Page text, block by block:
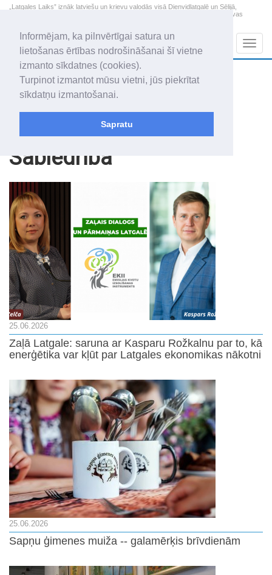
Informējam, ka pilnvērtīgai satura un
lietošanas ērtības nodrošināšanai šī vietne
izmanto sīkdatnes (cookies).
Turpinot izmantot mūsu vietni, jūs piekrītat
sīkdatņu izmantošanai.
Sapratu
„Latgales Laiks” iznāk latviešu un krievu valodās visā Dienvidlatgalē un Sēlijā,
„Latgales Laiks” latviešu valodā aptver Daugavpils valstspilsētu, Augšdaugavas
2026. gada 7. augusts
Piektdiena
Alfrēds, Fredis, Madars
+22.5
Sabiedrība
25.06.2026
Zaļā Latgale: saruna ar Kasparu Rožkalnu par to, kā
enerģētika var kļūt par Latgales ekonomikas nākotni
25.06.2026
Sapņu ģimenes muiža -- galamērķis brīvdienām